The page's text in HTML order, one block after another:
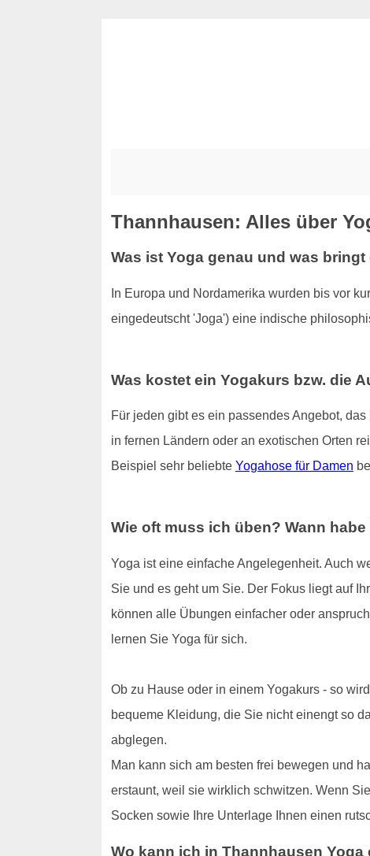
Thannhausen: Alles über
Was ist Yoga genau und was bringt
In Europa und Nordamerika wurden bis vor
eingedeutscht 'Joga') eine indische
Was kostet ein Yogakurs bzw. die
Für jeden gibt es ein passendes Angebot,
in fernen Ländern oder an exotischen Orten
Beispiel sehr beliebte Yogahose für Damen
Wie oft muss ich üben? Wann
Yoga ist eine einfache Angelegenheit. Auch
Sie und es geht um Sie. Der Fokus liegt auf
können alle Übungen einfacher oder
lernen Sie Yoga für sich.
Ob zu Hause oder in einem Yogakurs - so
bequeme Kleidung, die Sie nicht einengt so
abglegen.
Man kann sich am besten frei bewegen und
erstaunt, weil sie wirklich schwitzen. Wenn
Socken sowie Ihre Unterlage Ihnen einen
Wo kann ich in Thannhausen Yoga